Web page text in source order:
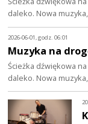
daleko. Nowa
2026-06-01, godz. 06:01
Muzyka na
Ścieżka dźwiękowa
daleko. Nowa